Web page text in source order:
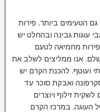
הטעימים ביותר. פירות
עוגות גבינה ובהחלט יש
מחמיאה לטעם
אנו ממליצים לשלב את
ועוטף. להכנת הקרם יש
ואבקת סוכר עד
זילוף ויוצרים
העוגה. במרכז הקרם